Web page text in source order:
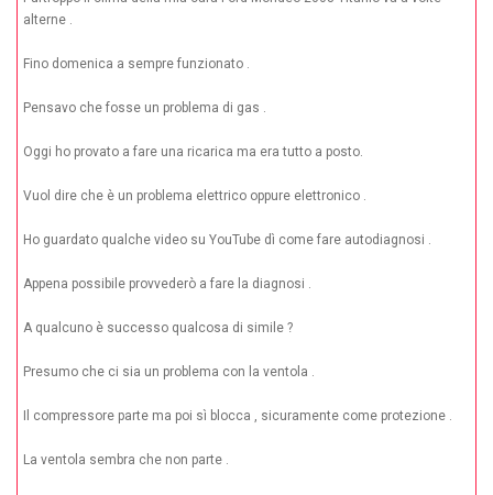
alterne .
Fino domenica a sempre funzionato .
Pensavo che fosse un problema di gas .
Oggi ho provato a fare una ricarica ma era tutto a posto.
Vuol dire che è un problema elettrico oppure elettronico .
Ho guardato qualche video su YouTube dì come fare autodiagnosi .
Appena possibile provvederò a fare la diagnosi .
A qualcuno è successo qualcosa di simile ?
Presumo che ci sia un problema con la ventola .
Il compressore parte ma poi sì blocca , sicuramente come protezione .
La ventola sembra che non parte .